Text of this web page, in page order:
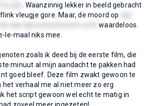
. Waanzinnig lekker in beeld gebracht
vleugje gore. Maar, de moord op
waardeloos.
le-maal niks mee.
zoals ik deed bij de eerste film, die
minuut al mijn aandacht te pakken had
goed bleef. Deze film zwakt gewoon te
het verhaal me al niet meer zo erg
het script gewoon wel echt te matig in
zoveel meer ingezeten!